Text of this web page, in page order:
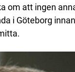
om att ingen
i Göteborg